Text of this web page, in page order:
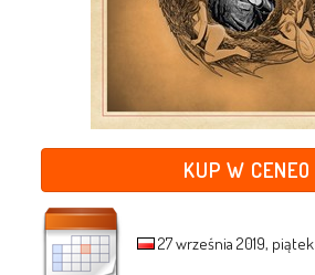
KUP W CENEO
27 września 2019, piątek